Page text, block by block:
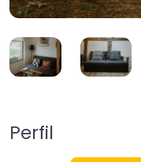
Perfil